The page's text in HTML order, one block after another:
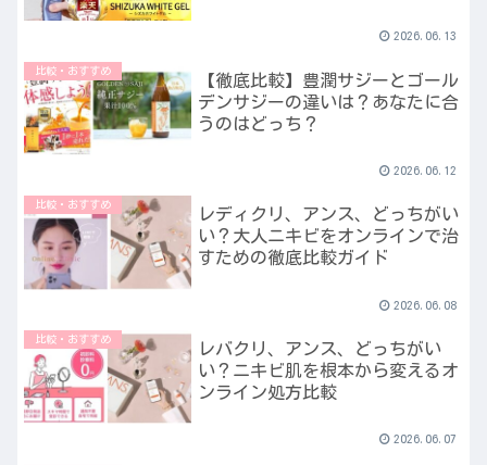
2026.06.13
比較・おすすめ
【徹底比較】豊潤サジーとゴール
デンサジーの違いは？あなたに合
うのはどっち？
2026.06.12
比較・おすすめ
レディクリ、アンス、どっちがい
い？大人ニキビをオンラインで治
すための徹底比較ガイド
2026.06.08
比較・おすすめ
レバクリ、アンス、どっちがい
い？ニキビ肌を根本から変えるオ
ンライン処方比較
2026.06.07